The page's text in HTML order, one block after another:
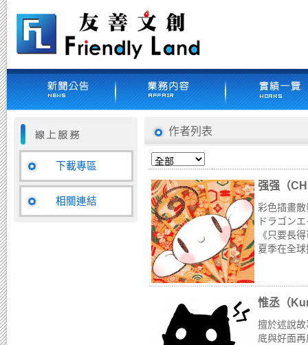
下載專區
相關連結
作者列表
强强（
彩色插畫
ドラゴン
《只要長
夏季在全
惟丞（
擅於述說
底與好面